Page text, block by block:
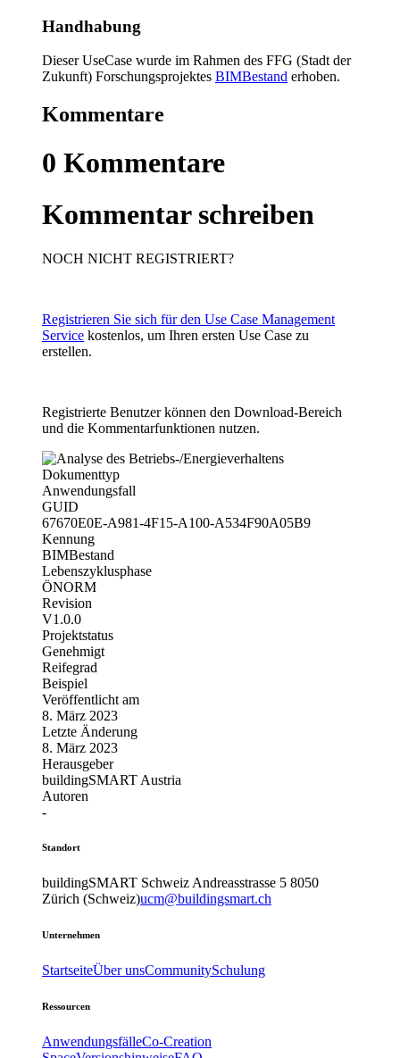
Handhabung
Dieser UseCase wurde im Rahmen des FFG (Stadt der
Zukunft) Forschungsprojektes BIMBestand erhoben.
Kommentare
0 Kommentare
Kommentar schreiben
NOCH NICHT REGISTRIERT?
Registrieren Sie sich für den Use Case Management
Service kostenlos, um Ihren ersten Use Case zu
erstellen.
Registrierte Benutzer können den Download-Bereich
und die Kommentarfunktionen nutzen.
Dokumenttyp
Anwendungsfall
GUID
67670E0E-A981-4F15-A100-A534F90A05B9
Kennung
BIMBestand
Lebenszyklusphase
ÖNORM
Revision
V1.0.0
Projektstatus
Genehmigt
Reifegrad
Beispiel
Veröffentlicht am
8. März 2023
Letzte Änderung
8. März 2023
Herausgeber
buildingSMART Austria
Autoren
-
Standort
buildingSMART SchweizAndreasstrasse 5 8050
Zürich (Schweiz)ucm@buildingsmart.ch
Unternehmen
StartseiteÜber unsCommunitySchulung
Ressourcen
AnwendungsfälleCo-Creation